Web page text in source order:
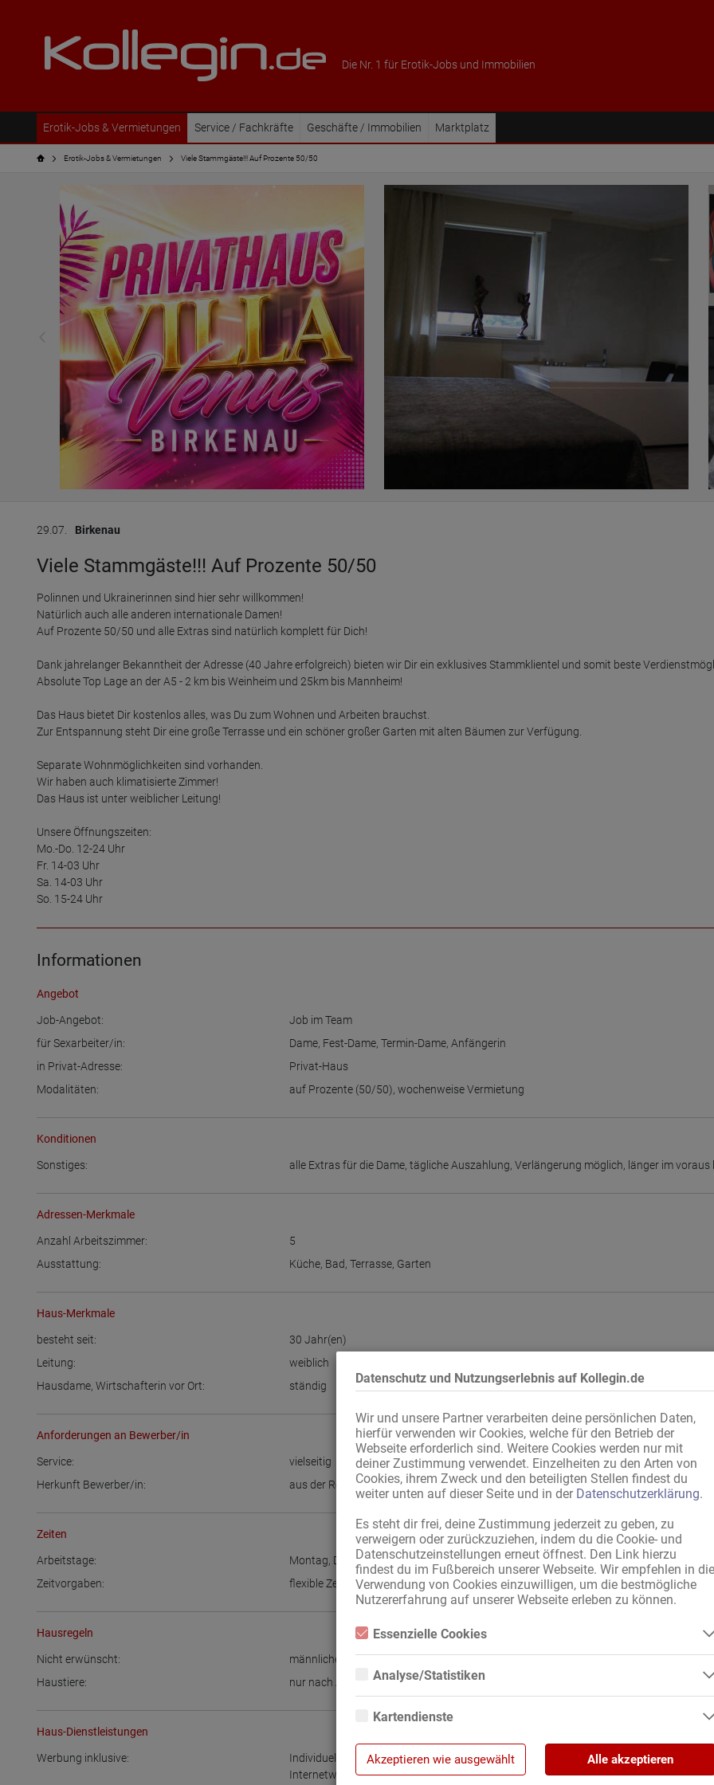
Datenschutz und Nutzungserlebnis auf Kollegin.de
Wir und unsere Partner verarbeiten deine persönlichen Daten,
hierfür verwenden wir Cookies, welche für den Betrieb der
Webseite erforderlich sind. Weitere Cookies werden nur mit
deiner Zustimmung verwendet. Einzelheiten zu den Arten von
Cookies, ihrem Zweck und den beteiligten Stellen findest du
weiter unten auf dieser Seite und in der Datenschutzerklärung.
Es steht dir frei, deine Zustimmung jederzeit zu geben, zu
verweigern oder zurückzuziehen, indem du die Cookie- und
Datenschutzeinstellungen erneut öffnest. Den Link hierzu
findest du im Fußbereich unserer Webseite. Wir empfehlen in die
Verwendung von Cookies einzuwilligen, um die bestmögliche
Nutzererfahrung auf unserer Webseite erleben zu können.
Essenzielle Cookies
Essenzielle Cookies sind alle notwendigen Cookies, die für den Betrieb der
Webseite kann ohne diese Cookies nicht richtig funktionieren.
Analyse/Statistiken
Analyse- bzw. Statistikcookies sind Cookies, die der Analyse der
Zugriffsstatistiken dienen. Sie helfen den Webseiten-Besitzern zu
Informationen anonym gesammelt und gemeldet werden.
Google Analytics
Kartendienste
Wenn Sie Google Maps auf unserer Webseite nutzen, können
Informationen über Ihre Benutzung dieser Seite sowie Ihre IP-Adresse an
Akzeptieren wie ausgewählt Alle akzeptieren
Die Nr. 1 für Erotik-Jobs und Immobilien
Erotik-Jobs & Vermietungen Service / Fachkräfte Geschäfte / Immobilien Marktplatz
Erotik-Jobs & Vermietungen Viele Stammgäste!!! Auf Prozente 50/50
29.07. Birkenau
Viele Stammgäste!!! Auf Prozente 50/50
Polinnen und Ukrainerinnen sind hier sehr willkommen!
Natürlich auch alle anderen internationale Damen!
Auf Prozente 50/50 und alle Extras sind natürlich komplett für Dich!
Dank jahrelanger Bekanntheit der Adresse (40 Jahre erfolgreich) bieten wir Dir ein exklusives Stammklientel und somit beste
Absolute Top Lage an der A5 - 2 km bis Weinheim und 25km bis Mannheim!
Das Haus bietet Dir kostenlos alles, was Du zum Wohnen und Arbeiten brauchst.
Zur Entspannung steht Dir eine große Terrasse und ein schöner großer Garten mit alten Bäumen zur Verfügung.
Separate Wohnmöglichkeiten sind vorhanden.
Wir haben auch klimatisierte Zimmer!
Das Haus ist unter weiblicher Leitung!
Unsere Öffnungszeiten:
Mo.-Do. 12-24 Uhr
Fr. 14-03 Uhr
Sa. 14-03 Uhr
So. 15-24 Uhr
Informationen
Angebot
Job-Angebot:
Job im Team
für Sexarbeiter/in:
Dame, Fest-Dame,Termin-Dame,Anfängerin
in Privat-Adresse:
Privat-Haus
Modalitäten:
auf Prozente (50/50),wochenweise Vermietung
Konditionen
Sonstiges: alle Extras für die Dame,tägliche Auszahlung,Verlängerung möglich, länger im
Adressen-Merkmale
Anzahl Arbeitszimmer:
5
Ausstattung:
Küche, Bad,Terrasse, Garten
Haus-Merkmale
besteht seit: 30 Jahr(en)
Leitung:
weiblich
Hausdame, Wirtschafterin vor Ort:
ständig
Anforderungen an Bewerber/in
Service:
vielseitig
Herkunft Bewerber/in:
aus der Region,EU-Land,Deutschland, international, mit gültigen Papieren
Zeiten
Arbeitstage: Montag, Dienstag,Mittwoch,Donnerstag,Freitag,Samstag, Sonntag
Zeitvorgaben:
flexible Zeiteinteilung
Hausregeln
Nicht erwünscht:
männliche Begleitung
Haustiere:
nur nach Absprache
Haus-Dienstleistungen
Werbung inklusive: Individuelle Internetwerbung ,Individuelle Ladies.de-Anzeige
Eintrag auf unserer
Internetwerbung für Adresse